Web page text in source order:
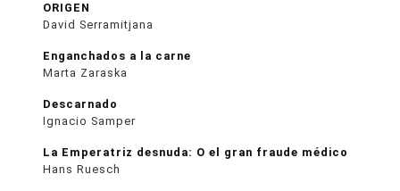
ORIGEN
David Serramitjana
Enganchados a la carne
Marta Zaraska
Descarnado
Ignacio Samper
La Emperatriz desnuda: O el gran fraude médico
Hans Ruesch